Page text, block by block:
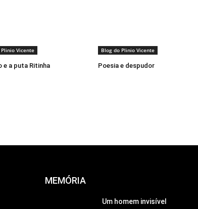
Vicente
e a puta Ritinha
Blog do Plinio Vicente
Poesia e despudor
MEMÓRIA
Um homem invisível